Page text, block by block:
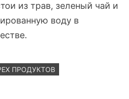
из трав, зеленый чай и
воду в
ПРОДУКТОВ